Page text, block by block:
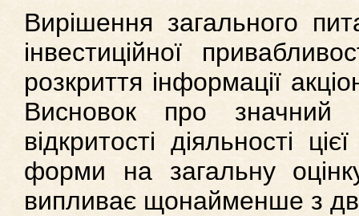
Вирішення загального
інвестиційної
розкриття інформації
Висновок про значний
відкритості діяльності
форми на загальну
випливає щонайменше з